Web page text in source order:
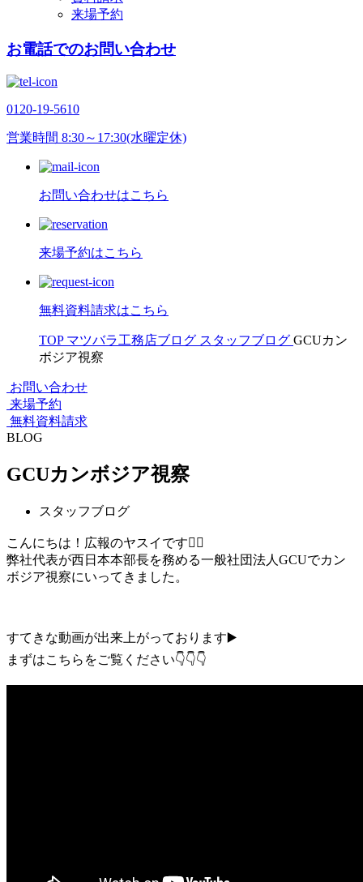
来場予約
お電話でのお問い合わせ
0120-19-5610
営業時間 8:30～17:30(水曜定休)
お問い合わせはこちら
来場予約はこちら
無料資料請求はこちら
TOP マツバラ工務店ブログ スタッフブログ GCUカン
ボジア視察
お問い合わせ
来場予約
無料資料請求
BLOG
GCUカンボジア視察
スタッフブログ
こんにちは！広報のヤスイです🙋‍♀️
弊社代表が西日本本部長を務める一般社団法人GCUでカン
ボジア視察にいってきました。
すてきな動画が出来上がっております▶️
まずはこちらをご覧ください👇👇👇